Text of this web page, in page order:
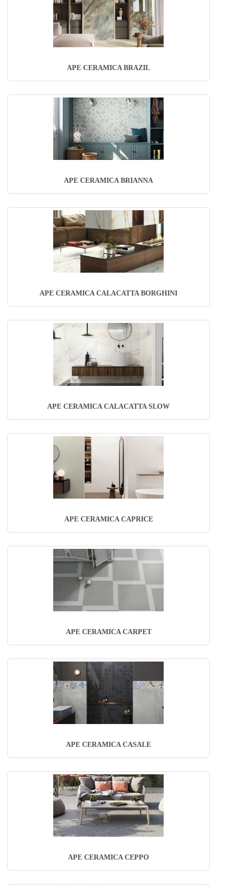
APE CERAMICA BRAZIL
APE CERAMICA BRIANNA
APE CERAMICA CALACATTA BORGHINI
APE CERAMICA CALACATTA SLOW
APE CERAMICA CAPRICE
APE CERAMICA CARPET
APE CERAMICA CASALE
APE CERAMICA CEPPO